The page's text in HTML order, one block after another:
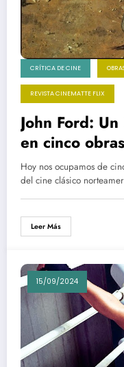
CRÍTICA DE CINE
REVISTA CINEMATTE FLIX
John Ford:
en cinco
del desierto,
valle!, El
Padrinos, El
Liberty Valance
Hoy nos ocupamos de
del cine clásico
Leer Más
15/09/2024